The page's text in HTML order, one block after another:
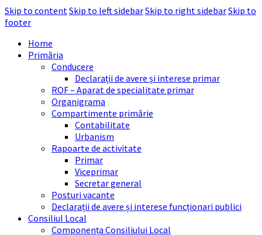
Skip to contentSkip to left sidebarSkip to right sidebarSkip to
footer
Home
Primăria
Conducere
Declarații de avere și interese primar
ROF – Aparat de specialitate primar
Organigrama
Compartimente primărie
Contabilitate
Urbanism
Rapoarte de activitate
Primar
Viceprimar
Secretar general
Posturi vacante
Declarații de avere și interese funcționari publici
Consiliul Local
Componența Consiliului Local